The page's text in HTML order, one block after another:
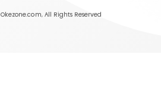
Okezone.com, All Rights Reserved